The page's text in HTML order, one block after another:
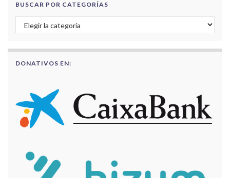
BUSCAR POR CATEGORÍAS
Buscar por categorías
DONATIVOS EN: